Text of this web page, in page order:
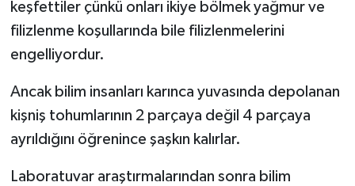
keşfettiler çünkü onları ikiye bölmek yağmur ve
filizlenme koşullarında bile filizlenmelerini
engelliyordur.
Ancak bilim insanları karınca yuvasında depolanan
kişniş tohumlarının 2 parçaya değil 4 parçaya
ayrıldığını öğrenince şaşkın kalırlar.
Laboratuvar araştırmalarından sonra bilim